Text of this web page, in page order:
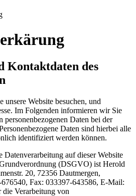
Kontaktdaten des
unsere Website besuchen, und
Im Folgenden informieren wir Sie
Daten bei der
Daten sind hierbei alle
identifiziert werden können.
auf dieser Website
(DSGVO) ist Herold
20, 72356 Dautmergen,
Fax: 033397-643586, E-Mail:
Verarbeitung von